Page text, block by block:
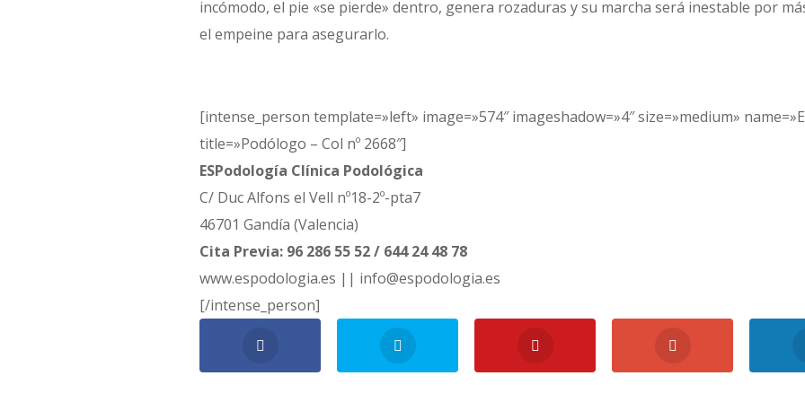
incómodo, el pie «se pierde» dentro, genera rozaduras y su marcha será inestable por
el empeine para asegurarlo.
[intense_person template=»left» image=»574″ imageshadow=»4″ size=»medium»
title=»Podólogo – Col nº 2668″]
ESPodología Clínica Podológica
C/ Duc Alfons el Vell nº18-2º-pta7
46701 Gandía (Valencia)
Cita Previa: 96 286 55 52 / 644 24 48 78
www.espodologia.es || info@espodologia.es
[/intense_person]